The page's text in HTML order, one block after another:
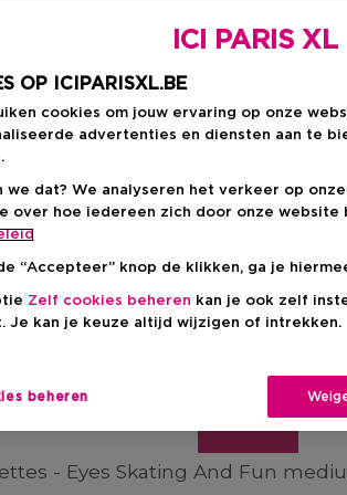
ONTDEK DE HELE
PROOF
stralen tijdens de
parels wil je sowieso toevoegen
XL oogschaduw- en blushpalet
om een romantische of
ICI PARIS XL
OP ICIPARISXL.BE
cookies om jouw ervaring op onze
advertenties en diensten aan te
we dat? We analyseren het verkeer op
over hoe iedereen zich door onze website
“Accepteer” knop de klikken, ga je
Zelf cookies beheren kan je ook zelf
Je kan je keuze altijd wijzigen of intrekken.
beheren